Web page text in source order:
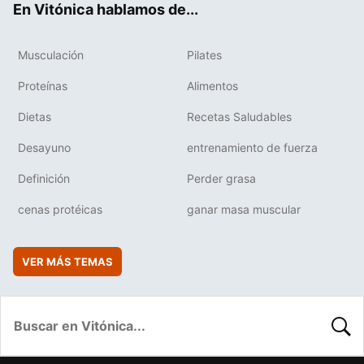
En Vitónica hablamos de...
Musculación Pilates
Proteínas Alimentos
Dietas Recetas Saludables
Desayuno entrenamiento de fuerza
Definición Perder grasa
cenas protéicas ganar masa muscular
VER MÁS TEMAS